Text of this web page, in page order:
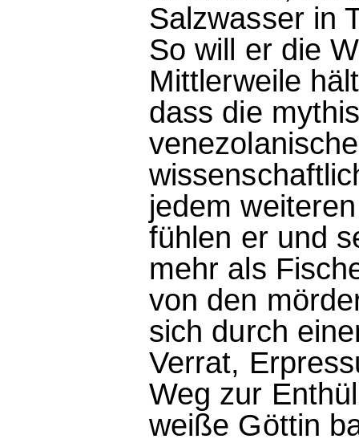
Salzwasser in
So will er die
Mittlerweile
dass die
jedem
fühlen er und
mehr als
von den
sich durch
Verrat,
Weg zur
weiße Göttin